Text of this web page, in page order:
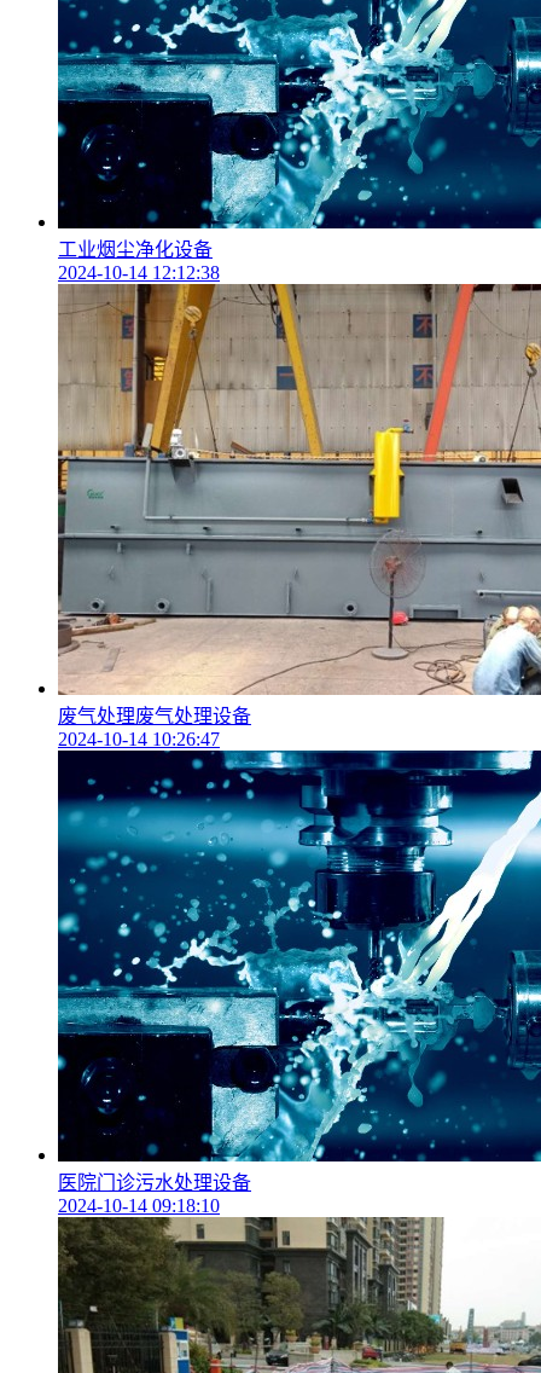
工业烟尘净化设备
2024-10-14 12:12:38
废气处理废气处理设备
2024-10-14 10:26:47
医院门诊污水处理设备
2024-10-14 09:18:10